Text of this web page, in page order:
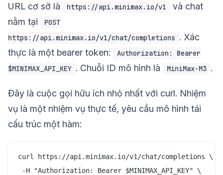
URL cơ sở là https://api.minimax.io/v1
và chat
nằm tại
POST
https://api.minimax.io/v1/chat/completions . Xác
thực là một bearer token:
Authorization: Bearer
$MINIMAX_API_KEY . Chuỗi ID mô hình là MiniMax-M3 .
Đây là cuộc gọi hữu ích nhỏ nhất với curl. Nhiệm
vụ là một nhiệm vụ thực tế, yêu cầu mô hình tái
cấu trúc một hàm:
curl https://api.minimax.io/v1/chat/completions \
-H "Authorization: Bearer $MINIMAX_API_KEY" \